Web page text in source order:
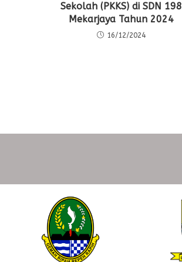
Sekolah (PKKS) di SDN 198
Mekarjaya Tahun 2024
16/12/2024